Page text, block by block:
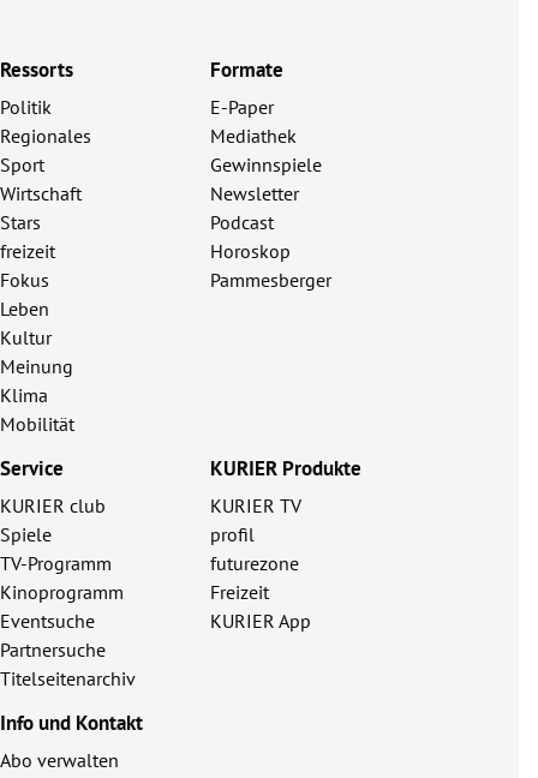
Ressorts
Politik
Regionales
Sport
Wirtschaft
Stars
freizeit
Fokus
Leben
Kultur
Meinung
Klima
Mobilität
Formate
E-Paper
Mediathek
Gewinnspiele
Newsletter
Podcast
Horoskop
Pammesberger
Service
KURIER club
Spiele
TV-Programm
Kinoprogramm
Eventsuche
Partnersuche
Titelseitenarchiv
KURIER Produkte
KURIER TV
profil
futurezone
Freizeit
KURIER App
Info und Kontakt
Abo verwalten